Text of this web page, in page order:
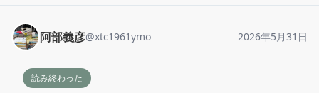
阿部義彦@xtc1961ymo 2026年5月31日
読み終わった